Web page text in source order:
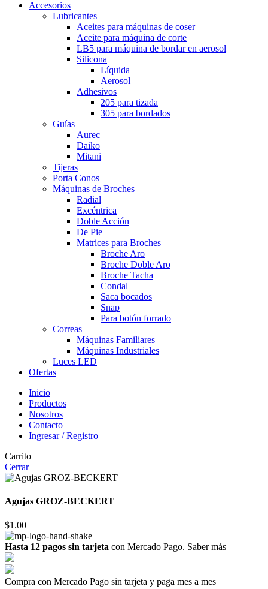
Accesorios
Lubricantes
Aceites para máquinas de coser
Aceite para máquina de corte
LB5 para máquina de bordar en aerosol
Silicona
Líquida
Aerosol
Adhesivos
205 para tizada
305 para bordados
Guías
Aurec
Daiko
Mitani
Tijeras
Porta Conos
Máquinas de Broches
Radial
Excéntrica
Doble Acción
De Pie
Matrices para Broches
Broche Aro
Broche Doble Aro
Broche Tacha
Condal
Saca bocados
Snap
Para botón forrado
Correas
Máquinas Familiares
Máquinas Industriales
Luces LED
Ofertas
Inicio
Productos
Nosotros
Contacto
Ingresar / Registro
Carrito
Cerrar
Agujas GROZ-BECKERT
$1.00
Hasta 12 pagos sin tarjeta con Mercado Pago. Saber más
Compra con Mercado Pago sin tarjeta y paga mes a mes